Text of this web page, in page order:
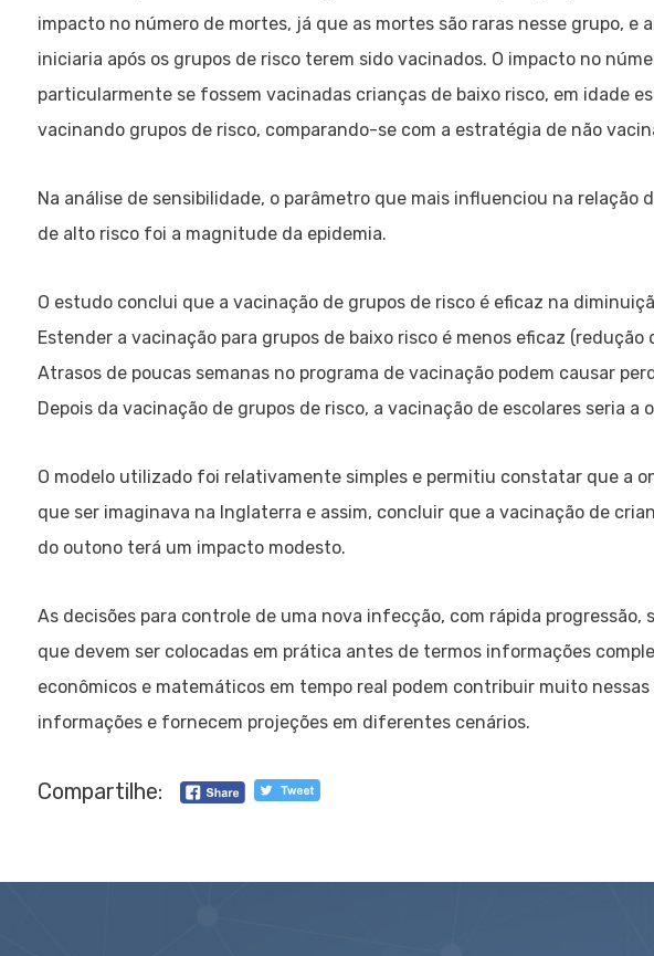
impacto no número de mortes, já que as mortes são raras nesse grupo, e
iniciaria após os grupos de risco terem sido vacinados. O impacto no
particularmente se fossem vacinadas crianças de baixo risco, em idade
vacinando grupos de risco, comparando-se com a estratégia de não
Na análise de sensibilidade, o parâmetro que mais influenciou na
de alto risco foi a magnitude da epidemia.
O estudo conclui que a vacinação de grupos de risco é eficaz na
Estender a vacinação para grupos de baixo risco é menos eficaz (redução
Atrasos de poucas semanas no programa de vacinação podem causar
Depois da vacinação de grupos de risco, a vacinação de escolares seria
O modelo utilizado foi relativamente simples e permitiu constatar que a
que ser imaginava na Inglaterra e assim, concluir que a vacinação de
do outono terá um impacto modesto.
As decisões para controle de uma nova infecção, com rápida progressão,
que devem ser colocadas em prática antes de termos informações
econômicos e matemáticos em tempo real podem contribuir muito
informações e fornecem projeções em diferentes cenários.
Compartilhe: